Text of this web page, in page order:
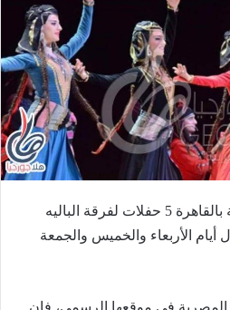
تستضيف دار الاوبرا المصرية بالقاهرة 5 حفلات لفرقة الباليه
أيام الأربعاء والخميس والجمعة
في موقعها الرسمي، فإن